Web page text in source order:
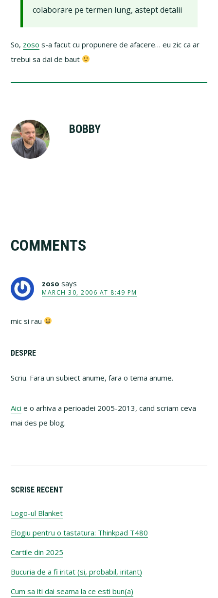
colaborare pe termen lung, astept detalii
So, zoso s-a facut cu propunere de afacere… eu zic ca ar
trebui sa dai de baut
BOBBY
Interactions
COMMENTS
zoso says
MARCH 30, 2006 AT 8:49 PM
mic si rau
Primary
Sidebar
DESPRE
Scriu. Fara un subiect anume, fara o tema anume.
Aici e o arhiva a perioadei 2005-2013, cand scriam ceva
mai des pe blog.
SCRISE RECENT
Logo-ul Blanket
Elogiu pentru o tastatura: Thinkpad T480
Cartile din 2025
Bucuria de a fi iritat (si, probabil, iritant)
Cum sa iti dai seama la ce esti bun(a)